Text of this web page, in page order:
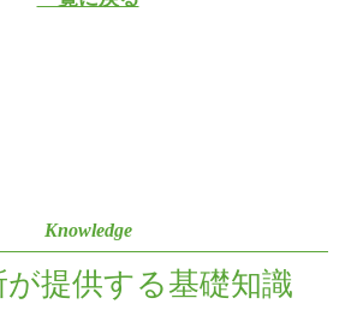
Knowledge
が提供する基礎知識